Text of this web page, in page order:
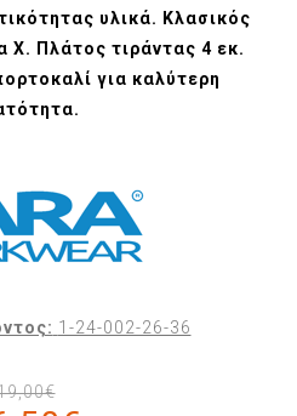
υλικά. Κλασικός
X. Πλάτος τιράντας 4 εκ.
για καλύτερη
1-24-002-26-36